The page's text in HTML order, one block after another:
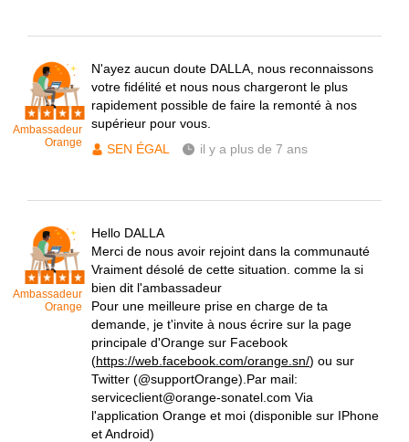
Ambassadeur
Orange
N'ayez aucun doute DALLA, nous reconnaissons
votre fidélité et nous nous chargeront le plus
rapidement possible de faire la remonté à nos
supérieur pour vous.
SEN ÉGAL
il y a plus de 7 ans
Ambassadeur
Orange
Hello DALLA
Merci de nous avoir rejoint dans la communauté
Vraiment désolé de cette situation. comme la si
bien dit l'ambassadeur
Pour une meilleure prise en charge de ta
demande, je t'invite à nous écrire sur la page
principale d'Orange sur Facebook
(https://web.facebook.com/orange.sn/) ou sur
Twitter (@supportOrange).Par mail:
serviceclient@orange-sonatel.com Via
l'application Orange et moi (disponible sur IPhone
et Android)